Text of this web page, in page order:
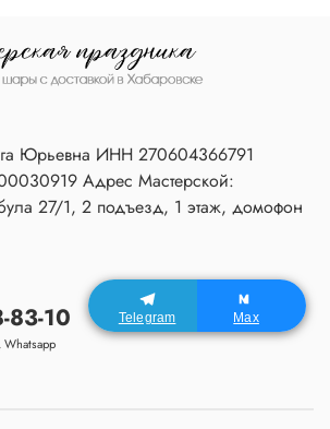
83-10
Whatsapp
Юрьевна ИНН 270604366791
Адрес Мастерской:
27/1, 2 подъезд, 1 этаж, домофон
Telegram Max